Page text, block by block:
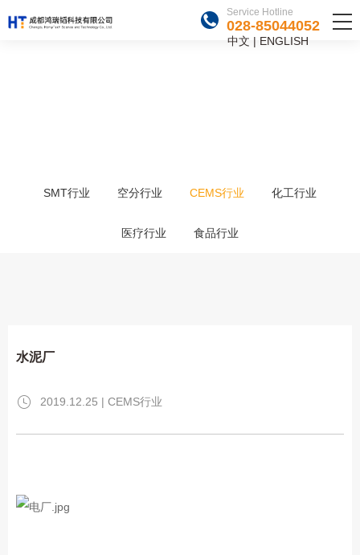
Service Hotline
028-85044052
中文 | ENGLISH
SMT行业 空分行业 CEMS行业 化工行业
医疗行业 食品行业
水泥厂
2019.12.25 | CEMS行业